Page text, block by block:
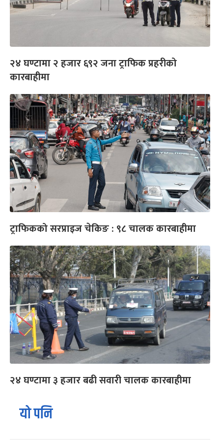
२४ घण्टामा २ हजार ६९२ जना ट्राफिक प्रहरीको
कारबाहीमा
ट्राफिकको सरप्राइज चेकिङ : ९८ चालक कारबाहीमा
२४ घण्टामा ३ हजार बढी सवारी चालक कारबाहीमा
यो पनि